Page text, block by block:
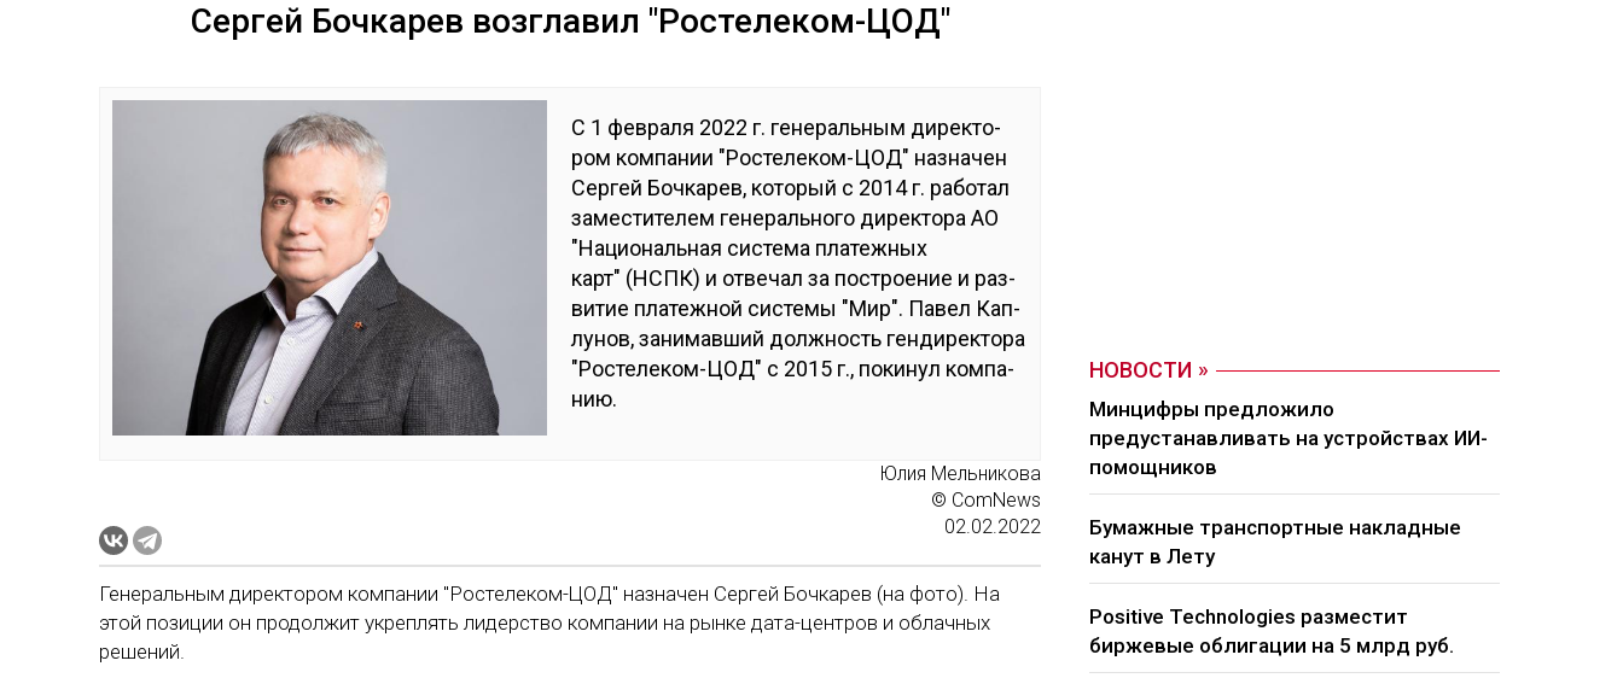
Сергей Бочкарев возглавил "Ростелеком-ЦОД"
С 1 фев­ра­ля 2022 г. ге­нераль­ным ди­рек­то­
ром ком­па­нии "Рос­те­леком-ЦОД" наз­на­чен
Сер­гей Боч­ка­рев, ко­торый с 2014 г. ра­ботал
за­мес­ти­телем ге­нераль­но­го ди­рек­то­ра АО
"На­цио­наль­ная сис­те­ма пла­теж­ных
карт" (НСПК) и от­ве­чал за пос­трое­ние и раз­
ви­тие пла­теж­ной сис­те­мы "Мир". Па­вел Кап­
лу­нов, за­нимав­ший дол­жность ген­ди­рек­то­ра
"Рос­те­леком-ЦОД" с 2015 г., по­кинул ком­па­
нию.
Юлия Мель­ни­кова
© ComNews
02.02.2022
Генеральным директором компании "Ростелеком-ЦОД" назначен Сергей Бочкарев (на фото). На
этой позиции он продолжит укреплять лидерство компании на рынке дата-центров и облачных
решений.
НОВОСТИ
Минцифры предложило
предустанавливать на устройствах ИИ-
помощников
Бумажные транспортные накладные
канут в Лету
Positive Technologies разместит
биржевые облигации на 5 млрд руб.